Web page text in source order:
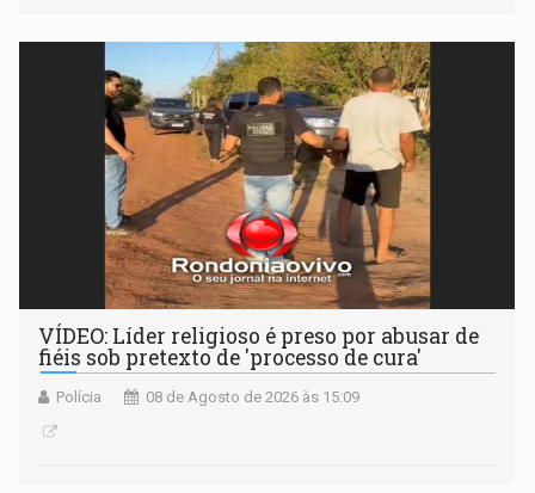
VÍDEO: Líder religioso é preso por abusar de
fiéis sob pretexto de 'processo de cura'
Polícia 08 de Agosto de 2026 às 15:09